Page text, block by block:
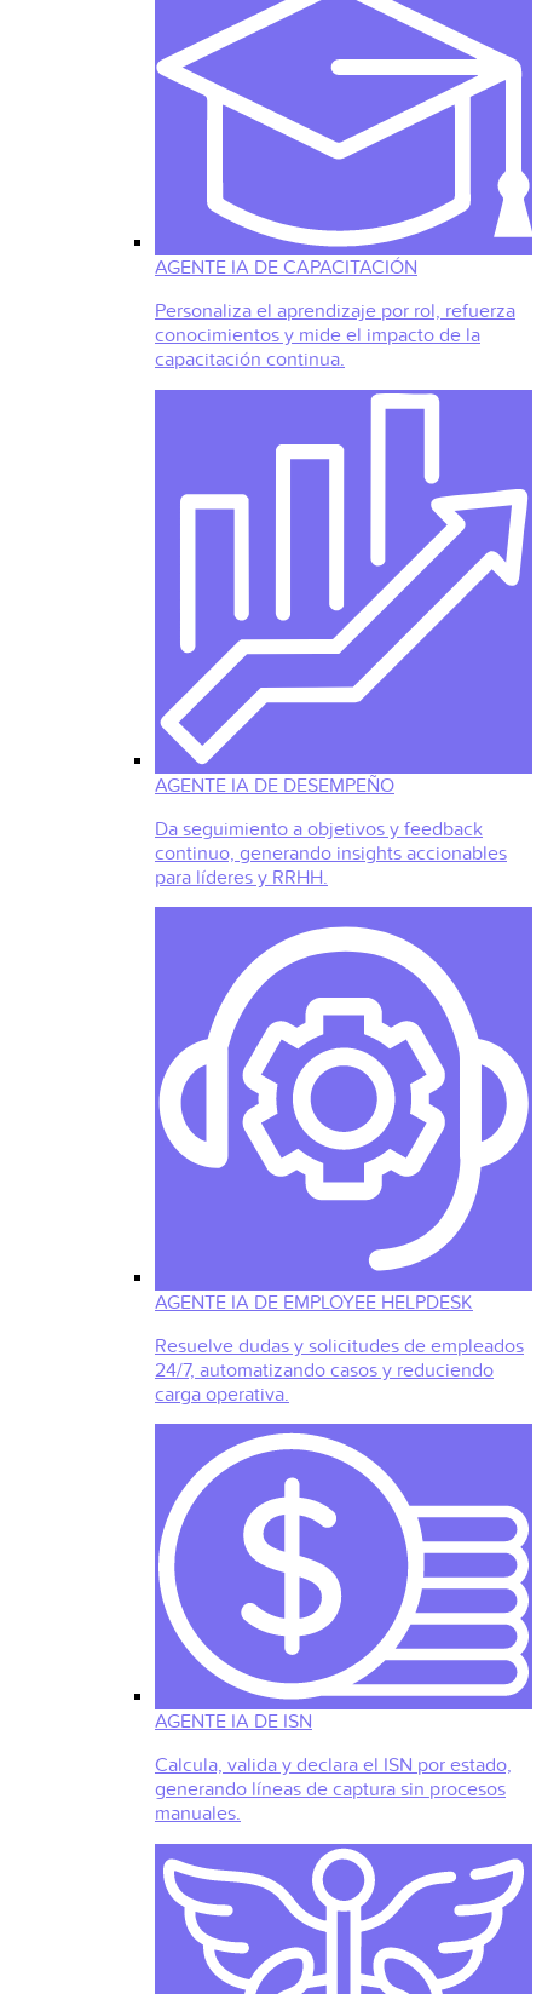
AGENTE IA DE CAPACITACIÓN
Personaliza el aprendizaje por rol, refuerza
conocimientos y mide el impacto de la
capacitación continua.
AGENTE IA DE DESEMPEÑO
Da seguimiento a objetivos y feedback
continuo, generando insights accionables
para líderes y RRHH.
AGENTE IA DE EMPLOYEE HELPDESK
Resuelve dudas y solicitudes de empleados
24/7, automatizando casos y reduciendo
carga operativa.
AGENTE IA DE ISN
Calcula, valida y declara el ISN por estado,
generando líneas de captura sin procesos
manuales.